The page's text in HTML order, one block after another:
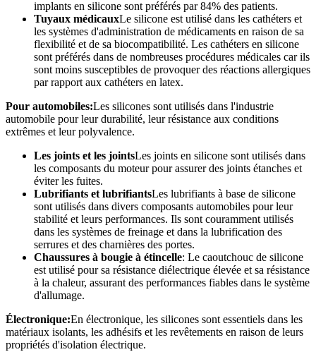
implants en silicone sont préférés par 84% des patients.
Tuyaux médicauxLe silicone est utilisé dans les cathéters et
les systèmes d'administration de médicaments en raison de sa
flexibilité et de sa biocompatibilité. Les cathéters en silicone
sont préférés dans de nombreuses procédures médicales car ils
sont moins susceptibles de provoquer des réactions allergiques
par rapport aux cathéters en latex.
Pour automobiles:Les silicones sont utilisés dans l'industrie
automobile pour leur durabilité, leur résistance aux conditions
extrêmes et leur polyvalence.
Les joints et les jointsLes joints en silicone sont utilisés dans
les composants du moteur pour assurer des joints étanches et
éviter les fuites.
Lubrifiants et lubrifiantsLes lubrifiants à base de silicone
sont utilisés dans divers composants automobiles pour leur
stabilité et leurs performances. Ils sont couramment utilisés
dans les systèmes de freinage et dans la lubrification des
serrures et des charnières des portes.
Chaussures à bougie à étincelle: Le caoutchouc de silicone
est utilisé pour sa résistance diélectrique élevée et sa résistance
à la chaleur, assurant des performances fiables dans le système
d'allumage.
Électronique:En électronique, les silicones sont essentiels dans les
matériaux isolants, les adhésifs et les revêtements en raison de leurs
propriétés d'isolation électrique.